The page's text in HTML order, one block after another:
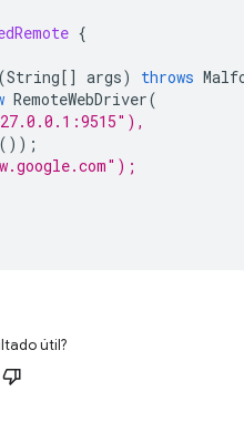
{
(String[] args) throws
RemoteWebDriver(
());
útil?